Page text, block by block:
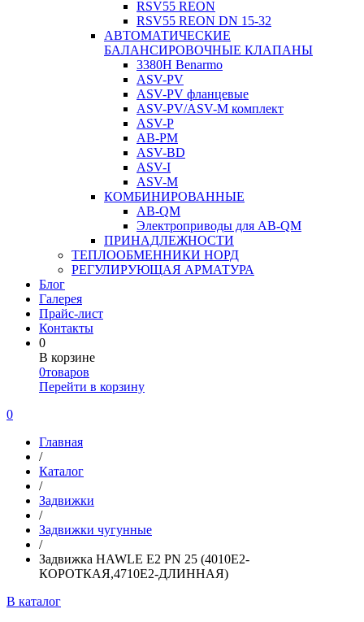
RSV55 REON
RSV55 REON DN 15-32
АВТОМАТИЧЕСКИЕ
БАЛАНСИРОВОЧНЫЕ КЛАПАНЫ
3380H Benarmo
ASV-PV
ASV-PV фланцевые
ASV-PV/ASV-M комплект
ASV-P
AB-PM
ASV-BD
ASV-I
ASV-M
КОМБИНИРОВАННЫЕ
AB-QM
Электроприводы для AB-QM
ПРИНАДЛЕЖНОСТИ
ТЕПЛООБМЕННИКИ НОРД
РЕГУЛИРУЮЩАЯ АРМАТУРА
Блог
Галерея
Прайс-лист
Контакты
0
В корзине
0товаров
Перейти в корзину
0
Главная
/
Каталог
/
Задвижки
/
Задвижки чугунные
/
Задвижка HAWLE E2 PN 25 (4010E2-
КОРОТКАЯ,4710E2-ДЛИННАЯ)
В каталог